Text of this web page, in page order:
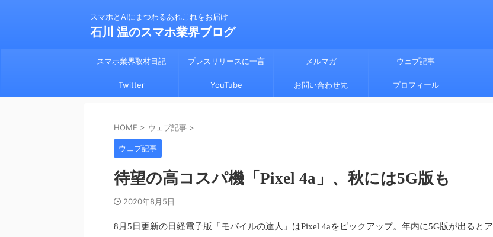
スマホとAIにまつわるあれこれをお届け
石川 温のスマホ業界ブログ
スマホ業界取材日記 プレスリリースに一言 メルマガ ウェブ記事
Twitter YouTube お問い合わせ先 プロフィール
HOME > ウェブ記事 >
ウェブ記事
待望の高コスパ機「Pixel 4a」、秋には5G版も
2020年8月5日
8月5日更新の日経電子版「モバイルの達人」はPixel 4aをピックアップ。年内に5G版が出るとア